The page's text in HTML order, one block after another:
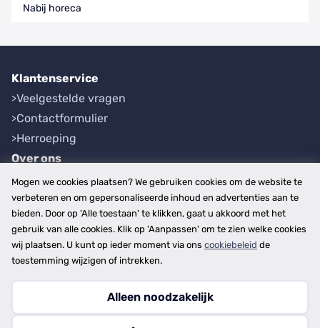
Nabij horeca
Klantenservice
Veelgestelde vragen
Contactformulier
Herroeping
Over ons
Bedrijfsgegevens
Werkwijze
Overzichten
Plaatsen
Provincies
Copyright © 2026
Mogen we cookies plaatsen? We gebruiken cookies om de website te
verbeteren en om gepersonaliseerde inhoud en advertenties aan te
bieden. Door op 'Alle toestaan' te klikken, gaat u akkoord met het
gebruik van alle cookies. Klik op 'Aanpassen' om te zien welke cookies
wij plaatsen. U kunt op ieder moment via ons cookiebeleid de
toestemming wijzigen of intrekken.
Alleen noodzakelijk